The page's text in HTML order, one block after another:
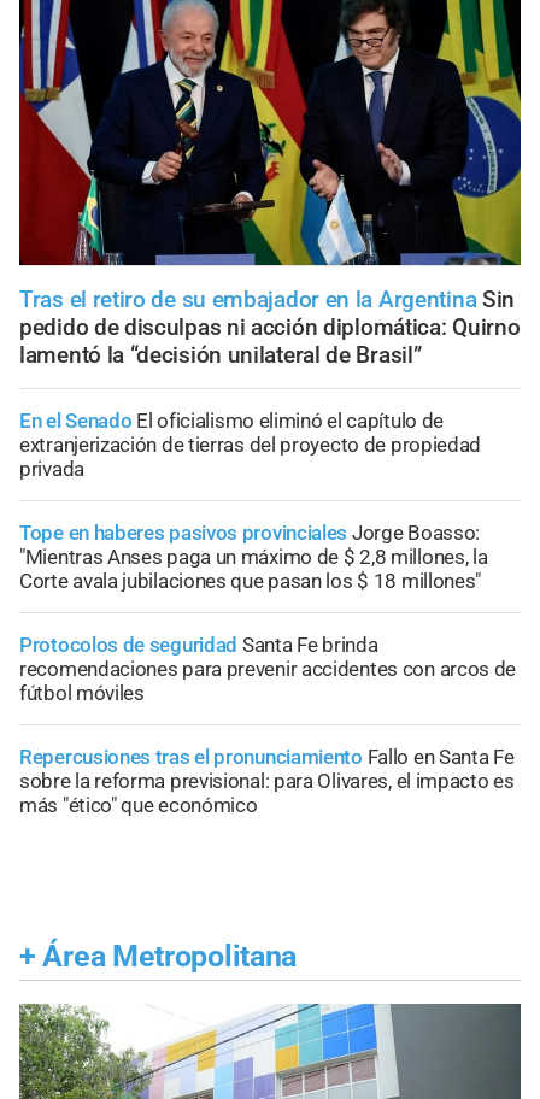
Tras el retiro de su embajador en la Argentina Sin
pedido de disculpas ni acción diplomática: Quirno
lamentó la “decisión unilateral de Brasil”
En el Senado El oficialismo eliminó el capítulo de
extranjerización de tierras del proyecto de propiedad
privada
Tope en haberes pasivos provinciales Jorge Boasso:
"Mientras Anses paga un máximo de $ 2,8 millones, la
Corte avala jubilaciones que pasan los $ 18 millones"
Protocolos de seguridad Santa Fe brinda
recomendaciones para prevenir accidentes con arcos de
fútbol móviles
Repercusiones tras el pronunciamiento Fallo en Santa Fe
sobre la reforma previsional: para Olivares, el impacto es
más "ético" que económico
+ Área Metropolitana